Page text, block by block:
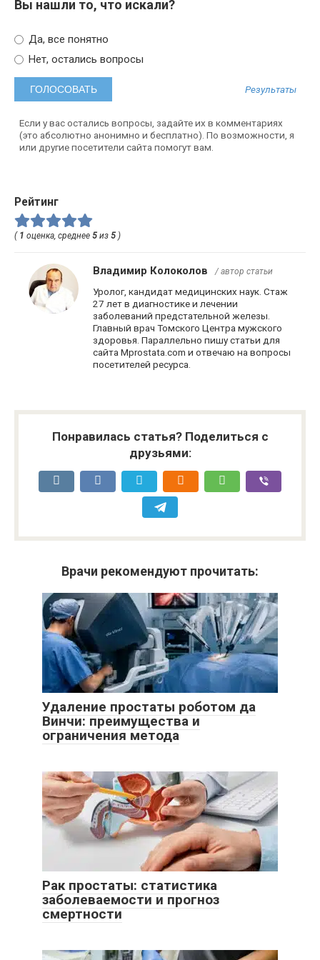
Вы нашли то, что искали?
Да, все понятно
Нет, остались вопросы
Результаты
Если у вас остались вопросы, задайте их в комментариях
(это абсолютно анонимно и бесплатно). По возможности, я
или другие посетители сайта помогут вам.
Рейтинг
( 1 оценка, среднее 5 из 5 )
Владимир Колоколов / автор статьи
Уролог, кандидат медицинских наук. Стаж
27 лет в диагностике и лечении
заболеваний предстательной железы.
Главный врач Томского Центра мужского
здоровья. Параллельно пишу статьи для
сайта Mprostata.com и отвечаю на вопросы
посетителей ресурса.
Понравилась статья? Поделиться с
друзьями:
Врачи рекомендуют прочитать:
Удаление простаты роботом да
Винчи: преимущества и
ограничения метода
Рак простаты: статистика
заболеваемости и прогноз
смертности